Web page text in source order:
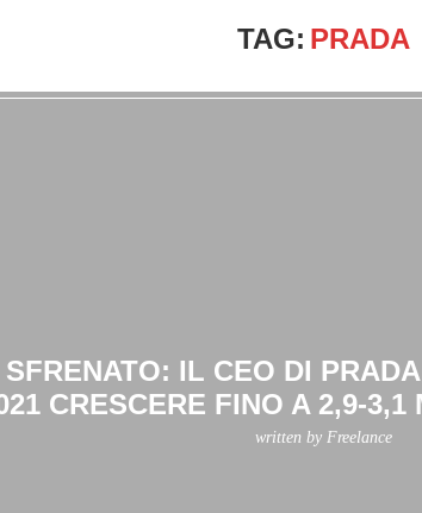
TAG: PRADA
IL CEO DI
CRESCERE FINO A 2,9-3,1
written by Freelance